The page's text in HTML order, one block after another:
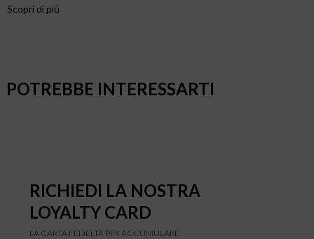
Scopri di più
POTREBBE INTERESSARTI
RICHIEDI LA NOSTRA
LOYALTY CARD
LA CARTA FEDELTÀ PER ACCUMULARE